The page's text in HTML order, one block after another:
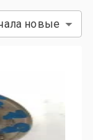
новые